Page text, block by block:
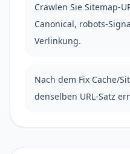
Crawlen Sie Sitemap-
Canonical, robots-
Verlinkung.
Nach dem Fix Cache/
denselben URL-Satz